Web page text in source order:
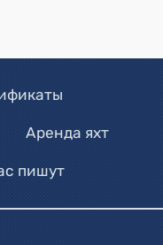
Аренда яхт
пишут